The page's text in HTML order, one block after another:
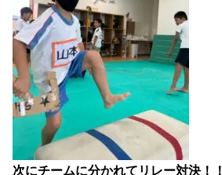
次にチームに分かれてリレー対決！！